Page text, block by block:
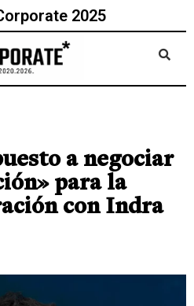
2025
a negociar
para la
con Indra